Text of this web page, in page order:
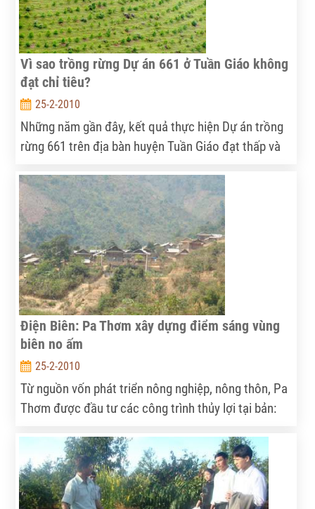
Vì sao trồng rừng Dự án 661 ở Tuần Giáo không
đạt chỉ tiêu?
25-2-2010
Những năm gần đây, kết quả thực hiện Dự án trồng
rừng 661 trên địa bàn huyện Tuần Giáo đạt thấp và
bạc.
Điện Biên: Pa Thơm xây dựng điểm sáng vùng
biên no ấm
25-2-2010
Từ nguồn vốn phát triển nông nghiệp, nông thôn, Pa
Thơm được đầu tư các công trình thủy lợi tại bản:
tích thâm canh lúa nước 2 vụ...